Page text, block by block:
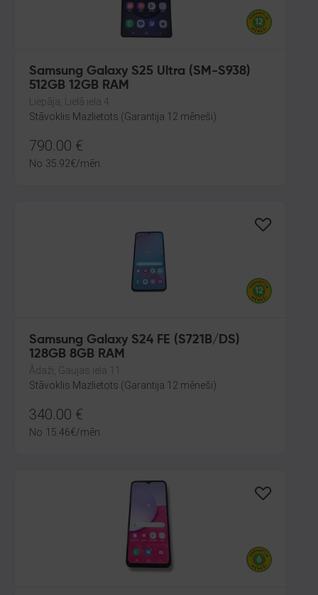
Samsung Galaxy S25 Ultra (SM-S938)
512GB 12GB RAM
Liepāja, Lielā iela 4
Stāvoklis Mazlietots (Garantija 12 mēneši)
790.00 €
No 35.92€/mēn.
Samsung Galaxy S24 FE (S721B/DS)
128GB 8GB RAM
Ādaži, Gaujas iela 11
Stāvoklis Mazlietots (Garantija 12 mēneši)
340.00 €
No 15.46€/mēn.